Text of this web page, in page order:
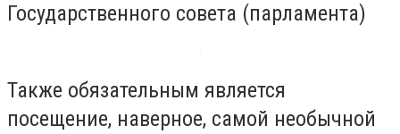
Государственного совета (парламента)
Также обязательным является
посещение, наверное, самой необычной